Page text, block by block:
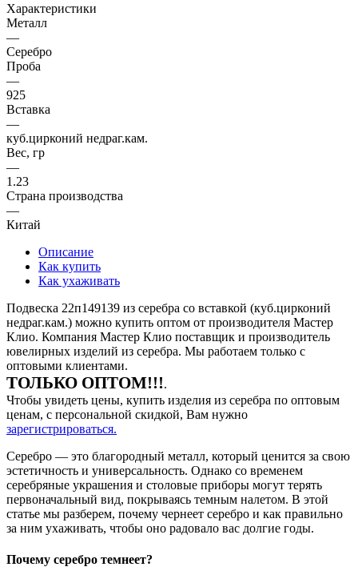
Характеристики
Металл
—
Серебро
Проба
—
925
Вставка
—
куб.цирконий недраг.кам.
Вес, гр
—
1.23
Страна производства
—
Китай
Описание
Как купить
Как ухаживать
Подвеска 22п149139 из серебра со вставкой (куб.цирконий
недраг.кам.) можно купить оптом от производителя Мастер
Клио. Компания Мастер Клио поставщик и производитель
ювелирных изделий из серебра. Мы работаем только с
оптовыми клиентами.
ТОЛЬКО ОПТОМ!!!.
Чтобы увидеть цены, купить изделия из серебра по оптовым
ценам, с персональной скидкой, Вам нужно
зарегистрироваться.
Серебро — это благородный металл, который ценится за свою
эстетичность и универсальность. Однако со временем
серебряные украшения и столовые приборы могут терять
первоначальный вид, покрываясь темным налетом. В этой
статье мы разберем, почему чернеет серебро и как правильно
за ним ухаживать, чтобы оно радовало вас долгие годы.
Почему серебро темнеет?